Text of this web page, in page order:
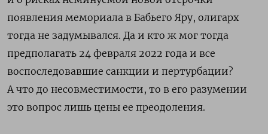
появления мемориала в Бабьего Яру, олигарх
тогда не задумывался. Да и кто ж мог тогда
предполагать 24 февраля 2022 года и все
воспоследовавшие санкции и пертурбации?
А что до несовместимости, то в его разумении
это вопрос лишь цены ее преодоления.